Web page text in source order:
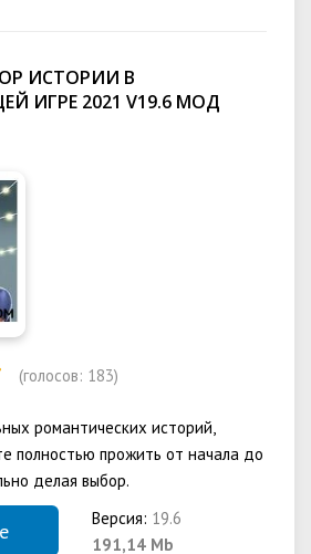
ИСТОРИИ В
ИГРЕ 2021 V19.6 МОД
(голосов: 183)
романтических историй,
полностью прожить от начала до
делая выбор.
Версия: 19.6
191,14 Mb